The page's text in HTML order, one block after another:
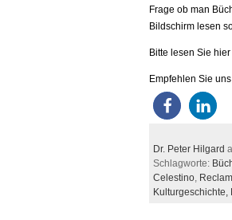
Frage ob man
Bildschirm lesen
Bitte lesen Sie
Empfehlen Sie
Dr. Peter Hilgard
Schlagworte:
Celestino
Kulturgeschichte,